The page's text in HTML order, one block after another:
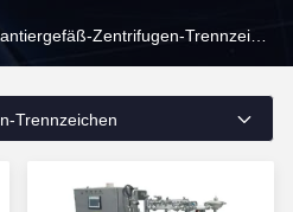
Trennzeichen